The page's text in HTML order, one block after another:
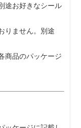
途お好きなシール
りません。別途
商品のパッケージ